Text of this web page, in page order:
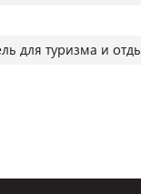
для туризма и